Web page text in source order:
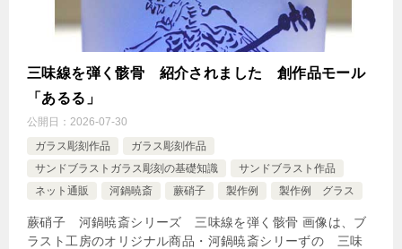
三味線を弾く骸骨 紹介されました 創作品モール
「あるる」
公開日： 2026-07-30
ガラス彫刻作品
ガラス彫刻作品
サンドブラストガラス彫刻の基礎知識
サンドブラスト作品
ネット通販
河鍋暁斎 蕨硝子 製作例 製作例 グラス
蕨硝子 河鍋暁斎シリーズ 三味線を弾く骸骨 画像は、ブ
ラスト工房のオリジナル商品・河鍋暁斎シリーずの 三味